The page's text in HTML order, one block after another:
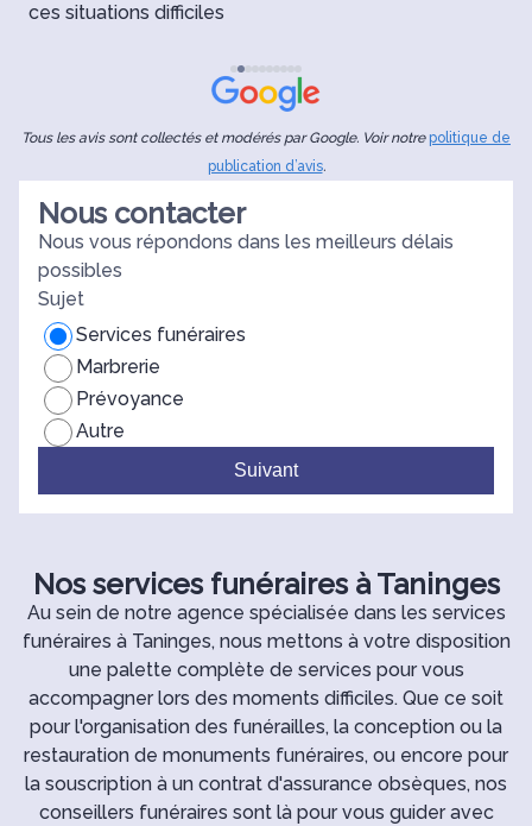
ces situations difficiles
Tous les avis sont collectés et modérés par Google. Voir notre politique de
publication d’avis.
Nous contacter
Nous vous répondons dans les meilleurs délais
possibles
Sujet
Services funéraires
Marbrerie
Prévoyance
Autre
Suivant
Nos services funéraires à Taninges
Au sein de notre agence spécialisée dans les services
funéraires à Taninges, nous mettons à votre disposition
une palette complète de services pour vous
accompagner lors des moments difficiles. Que ce soit
pour l'organisation des funérailles, la conception ou la
restauration de monuments funéraires, ou encore pour
la souscription à un contrat d'assurance obsèques, nos
conseillers funéraires sont là pour vous guider avec